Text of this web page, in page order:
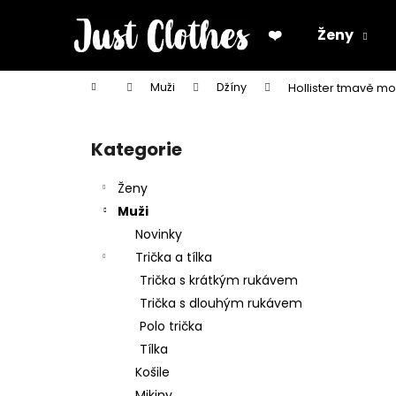
❤️ Ženy
Domů Muži Džíny Hollister tmavě
Přeskočit
kategorie
Kategorie
Ženy
Muži
Novinky
Trička a tílka
Trička s krátkým rukávem
Trička s dlouhým rukávem
Polo trička
Tílka
Košile
í
Zpět
do
Zpět
do